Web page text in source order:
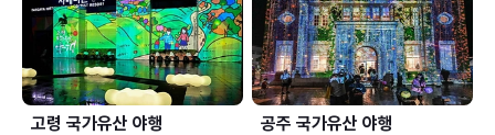
고령 국가유산 야행 공주 국가유산 야행